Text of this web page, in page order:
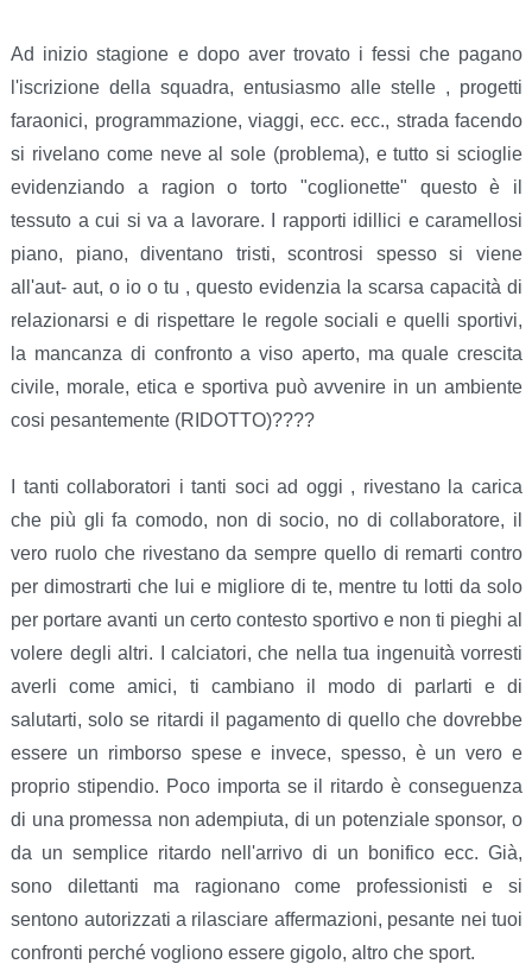
Ad inizio stagione e dopo aver trovato i fessi che pagano
l'iscrizione della squadra, entusiasmo alle stelle , progetti
faraonici, programmazione, viaggi, ecc. ecc., strada facendo
si rivelano come neve al sole (problema), e tutto si scioglie
evidenziando a ragion o torto "coglionette" questo è il
tessuto a cui si va a lavorare. I rapporti idillici e caramellosi
piano, piano, diventano tristi, scontrosi spesso si viene
all'aut- aut, o io o tu , questo evidenzia la scarsa capacità di
relazionarsi e di rispettare le regole sociali e quelli sportivi,
la mancanza di confronto a viso aperto, ma quale crescita
civile, morale, etica e sportiva può avvenire in un ambiente
cosi pesantemente (RIDOTTO)????
I tanti collaboratori i tanti soci ad oggi , rivestano la carica
che più gli fa comodo, non di socio, no di collaboratore, il
vero ruolo che rivestano da sempre quello di remarti contro
per dimostrarti che lui e migliore di te, mentre tu lotti da solo
per portare avanti un certo contesto sportivo e non ti pieghi al
volere degli altri. I calciatori, che nella tua ingenuità vorresti
averli come amici, ti cambiano il modo di parlarti e di
salutarti, solo se ritardi il pagamento di quello che dovrebbe
essere un rimborso spese e invece, spesso, è un vero e
proprio stipendio. Poco importa se il ritardo è conseguenza
di una promessa non adempiuta, di un potenziale sponsor, o
da un semplice ritardo nell'arrivo di un bonifico ecc. Già,
sono dilettanti ma ragionano come professionisti e si
sentono autorizzati a rilasciare affermazioni, pesante nei tuoi
confronti perché vogliono essere gigolo, altro che sport.